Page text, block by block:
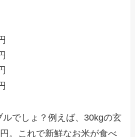
ルでしょ？例えば、30kgの玄
。これで新鮮なお米が食べ